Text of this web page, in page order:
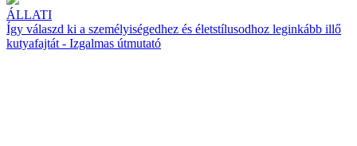
ÁLLATI
Így válaszd ki a személyiségedhez és életstílusodhoz leginkább illő
kutyafajtát - Izgalmas útmutató